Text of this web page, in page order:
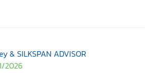
& SILKSPAN ADVISOR
2026